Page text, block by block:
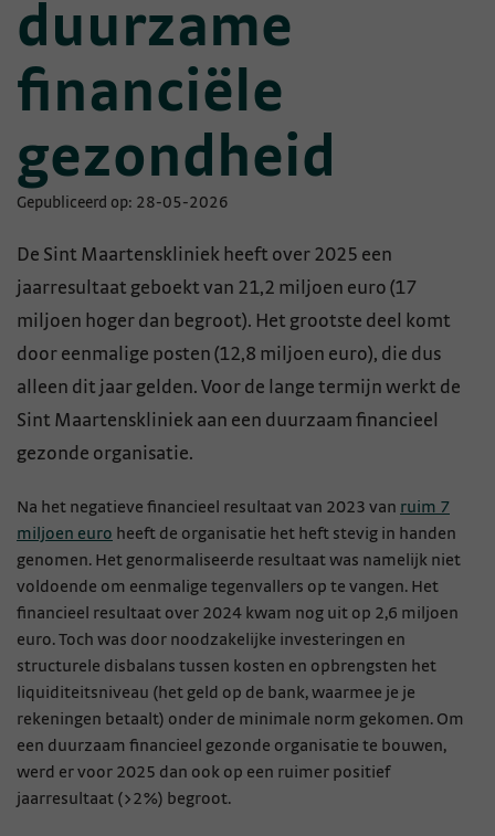
duurzame
financiële
gezondheid
Gepubliceerd op: 28-05-2026
De Sint Maartenskliniek heeft over 2025 een
jaarresultaat geboekt van 21,2 miljoen euro (17
miljoen hoger dan begroot). Het grootste deel komt
door eenmalige posten (12,8 miljoen euro), die dus
alleen dit jaar gelden. Voor de lange termijn werkt de
Sint Maartenskliniek aan een duurzaam financieel
gezonde organisatie.
Na het negatieve financieel resultaat van 2023 van ruim 7
miljoen euro heeft de organisatie het heft stevig in handen
genomen. Het genormaliseerde resultaat was namelijk niet
voldoende om eenmalige tegenvallers op te vangen. Het
financieel resultaat over 2024 kwam nog uit op 2,6 miljoen
euro. Toch was door noodzakelijke investeringen en
structurele disbalans tussen kosten en opbrengsten het
liquiditeitsniveau (het geld op de bank, waarmee je je
rekeningen betaalt) onder de minimale norm gekomen. Om
een duurzaam financieel gezonde organisatie te bouwen,
werd er voor 2025 dan ook op een ruimer positief
jaarresultaat (>2%) begroot.